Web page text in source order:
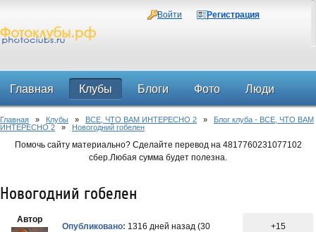
Войти Регистрация
Главная Клубы Блоги Фото Люди
Форум
Главная » Клубы » ВСЕ, ЧТО ВАМ ИНТЕРЕСНО 2 » Блог клуба - ВСЕ, ЧТО ВАМ
ИНТЕРЕСНО 2 » Новогодний гобелен
Помочь сайту материально? Сделайте перевод на 4817760231077102
сбер.Любая сумма будет полезна.
Новогодний гобелен
Автор
Опубликовано: 1316 дней назад (30
+15